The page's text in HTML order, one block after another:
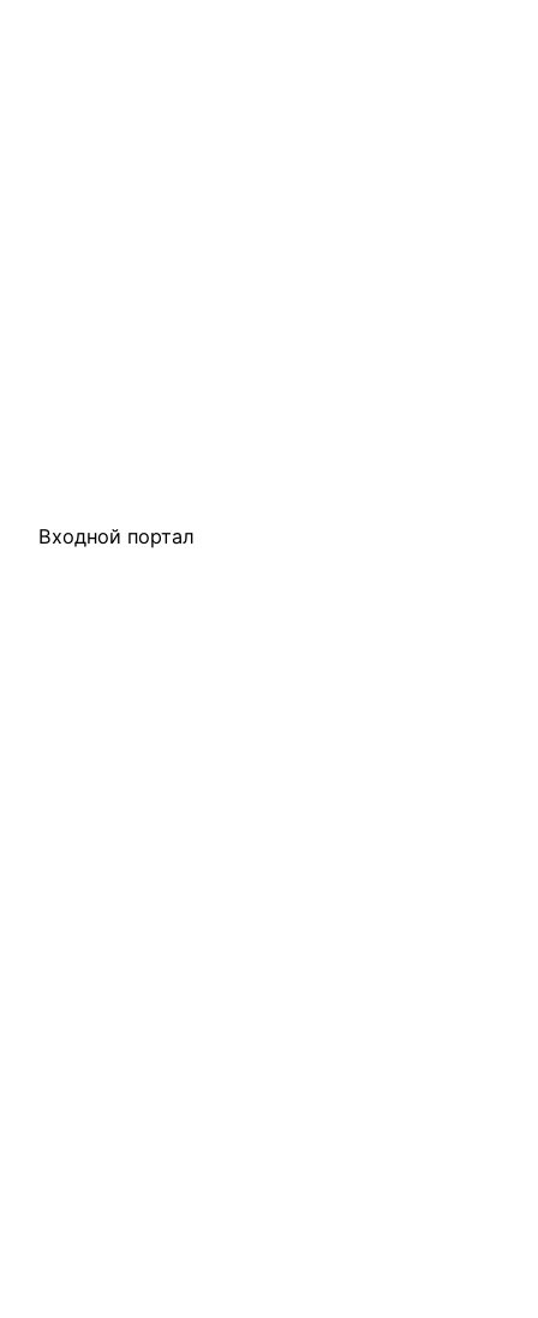
Входной портал